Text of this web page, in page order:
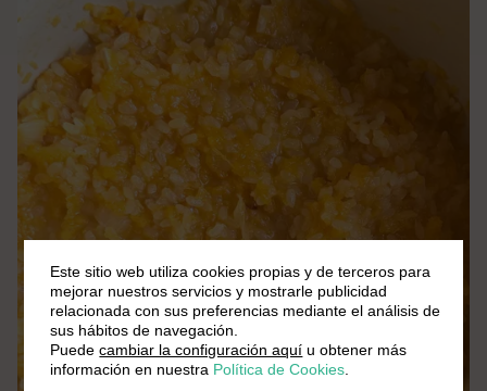
Este sitio web utiliza cookies propias y de terceros para
mejorar nuestros servicios y mostrarle publicidad
relacionada con sus preferencias mediante el análisis de
sus hábitos de navegación.
Puedecambiar la configuración aquí u obtener más
información en nuestra Política de Cookies